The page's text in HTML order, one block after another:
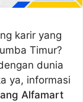
karir yang
Timur?
dunia
ya, informasi
Alfamart